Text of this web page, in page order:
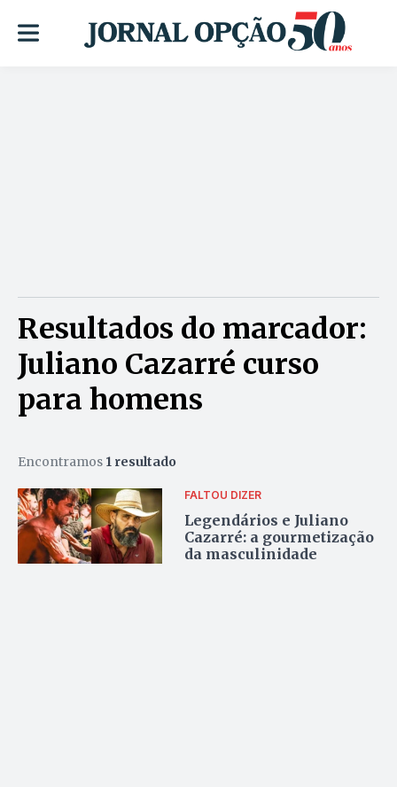
Resultados do marcador:
Juliano Cazarré curso
para homens
Encontramos 1 resultado
FALTOU DIZER
Legendários e Juliano
Cazarré: a gourmetização
da masculinidade